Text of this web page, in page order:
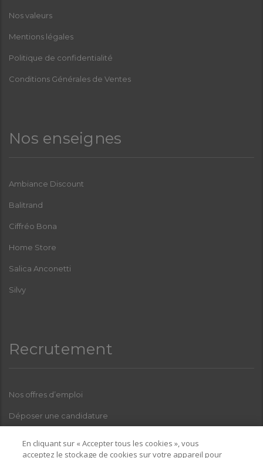
Nos valeurs
Mentions légales
Politique de confidentialité
Conditions Générales de Ventes
Nos enseignes
Ambiance Discount
Balitrand
Ciffréo Bona
Home Store
Salica Anconetti
Silvy
Recrutement
Nos offres d’emploi
Déposer une candidature
En cliquant sur « Accepter tous les cookies », vous
acceptez le stockage de cookies sur votre appareil pour